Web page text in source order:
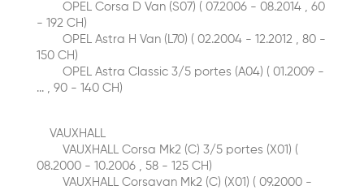
OPEL Corsa D Van (S07) ( 07.2006 - 08.2014 , 60
- 192 CH)
OPEL Astra H Van (L70) ( 02.2004 - 12.2012 , 80 -
150 CH)
OPEL Astra Classic 3/5 portes (A04) ( 01.2009 -
... , 90 - 140 CH)
VAUXHALL
VAUXHALL Corsa Mk2 (C) 3/5 portes (X01) (
08.2000 - 10.2006 , 58 - 125 CH)
VAUXHALL Corsavan Mk2 (C) (X01) ( 09.2000 -